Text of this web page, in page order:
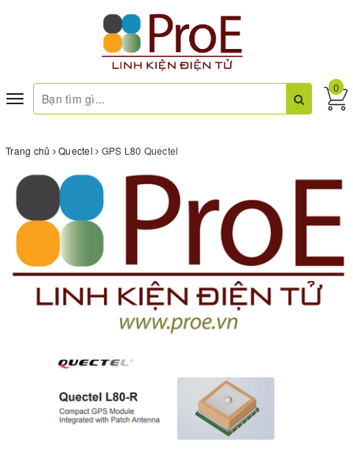
Toggle
navigation
0
Trang chủ Quectel GPS L80 Quectel